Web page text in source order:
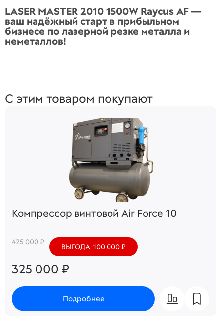
LASER MASTER 2010 1500W Raycus AF —
ваш надёжный старт в прибыльном
бизнесе по лазерной резке металла и
неметаллов!
С этим товаром покупают
Компрессор винтовой Air Force 10
425 000 ₽
ВЫГОДА: 100 000 ₽
325 000 ₽
Подробнее